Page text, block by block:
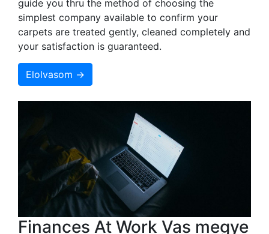
guide you thru the method of choosing the
simplest company available to confirm your
carpets are treated gently, cleaned completely and
your satisfaction is guaranteed.
Elolvasom →
Finances At Work Vas megye